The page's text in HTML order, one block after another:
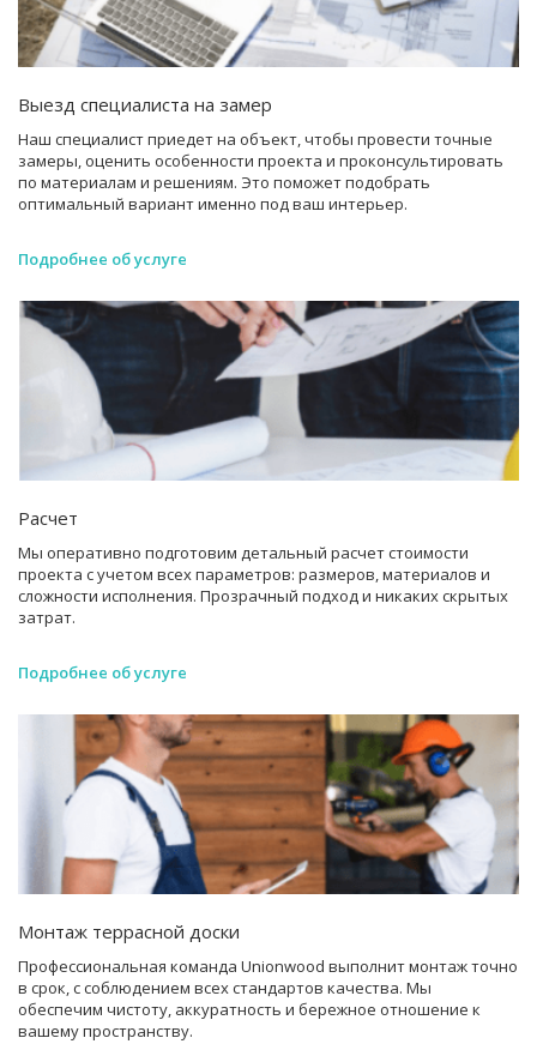
Выезд специалиста на замер
Наш специалист приедет на объект, чтобы провести точные
замеры, оценить особенности проекта и проконсультировать
по материалам и решениям. Это поможет подобрать
оптимальный вариант именно под ваш интерьер.
Подробнее об услуге
Расчет
Мы оперативно подготовим детальный расчет стоимости
проекта с учетом всех параметров: размеров, материалов и
сложности исполнения. Прозрачный подход и никаких скрытых
затрат.
Подробнее об услуге
Монтаж террасной доски
Профессиональная команда Unionwood выполнит монтаж точно
в срок, с соблюдением всех стандартов качества. Мы
обеспечим чистоту, аккуратность и бережное отношение к
вашему пространству.